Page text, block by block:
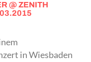
@ ZENITH
in Wiesbaden